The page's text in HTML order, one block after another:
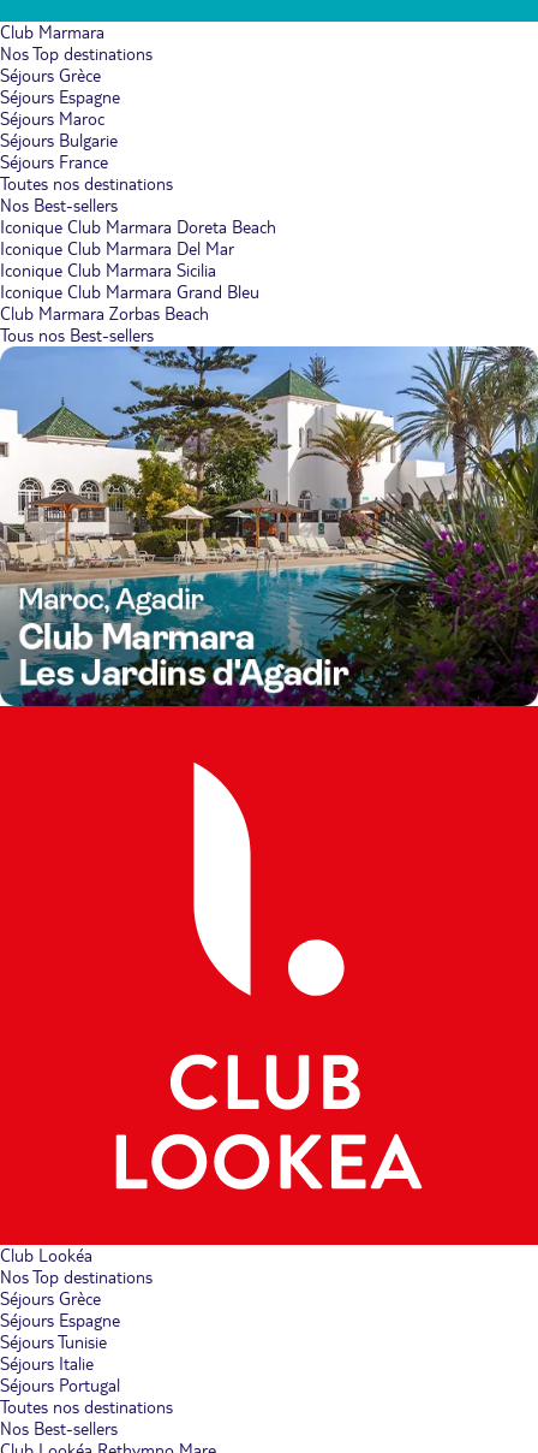
Club Marmara
Nos Top destinations
Séjours Grèce
Séjours Espagne
Séjours Maroc
Séjours Bulgarie
Séjours France
Toutes nos destinations
Nos Best-sellers
Iconique Club Marmara Doreta Beach
Iconique Club Marmara Del Mar
Iconique Club Marmara Sicilia
Iconique Club Marmara Grand Bleu
Club Marmara Zorbas Beach
Tous nos Best-sellers
Club Lookéa
Nos Top destinations
Séjours Grèce
Séjours Espagne
Séjours Tunisie
Séjours Italie
Séjours Portugal
Toutes nos destinations
Nos Best-sellers